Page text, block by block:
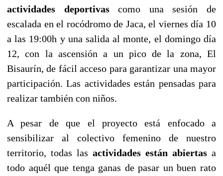
actividades deportivascomo una sesión de
escalada en el rocódromo de Jaca, el viernes día 10
a las 19:00h y una salida al monte, el domingo día
12, con la ascensión a un pico de la zona, El
Bisaurín, de fácil acceso para garantizar una mayor
participación. Las actividades están pensadas para
realizar también con niños.
A pesar de que el proyecto está enfocado a
sensibilizar al colectivo femenino de nuestro
territorio, todas las actividades están abiertas a
todo aquél que tenga ganas de pasar un buen rato